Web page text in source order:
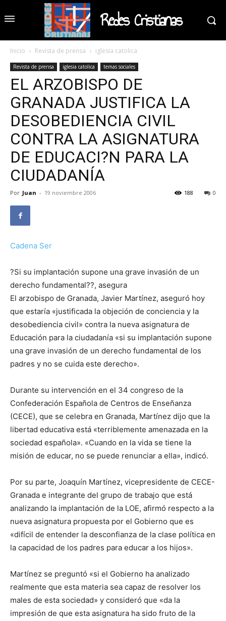
Redes Cristianas
Inicio Revista de prensa iglesia catolica
Revista de prensa iglesia catolica temas sociales
EL ARZOBISPO DE
GRANADA JUSTIFICA LA
DESOBEDIENCIA CIVIL
CONTRA LA ASIGNATURA
DE EDUCACI?N PARA LA
CIUDADANÍA
Por Juan - 19 noviembre 2006 0
188
Cadena Ser
?Si su implantación supone una grave invasión de un
derecho fundamental??, asegura
El arzobispo de Granada, Javier Martínez, aseguró hoy
que estaría «justificada la objeción de conciencia y la
desobediencia civil» contra la nueva asignatura de
Educación para la ciudadanía «si su implantación supone
una grave invasión de un derecho fundamental de los
padres y no se cuida este derecho».
Durante su intervención en el 34 congreso de la
Confederación Española de Centros de Enseñanza
(CECE), que se celebra en Granada, Martínez dijo que la
libertad educativa está «terriblemente amenazada en la
sociedad española». «Cuando en la vida se tiene la
misión de educar, no se puede renunciar a ella», indicó.
Por su parte, Joaquín Martínez, vicepresidente de CECE-
Granada e integrante del grupo de trabajo que está
analizando la implantación de la LOE, afirmó respecto a la
nueva asignatura propuesta por el Gobierno que es
«difícil de entender la desconfianza de la clase política en
la capacidad de los padres para educar a los hijos».
Martínez se preguntó «si el Gobierno ha analizado
realmente que esta materia sea capaz de resolver los
males de esta sociedad» y consideró que «da la
impresión de que esta asignatura ha sido fruto de la